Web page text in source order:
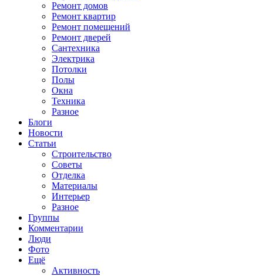
Ремонт домов
Ремонт квартир
Ремонт помещений
Ремонт дверей
Сантехника
Электрика
Потолки
Полы
Окна
Техника
Разное
Блоги
Новости
Статьи
Строительство
Советы
Отделка
Материалы
Интерьер
Разное
Группы
Комментарии
Люди
Фото
Ещё
Активность